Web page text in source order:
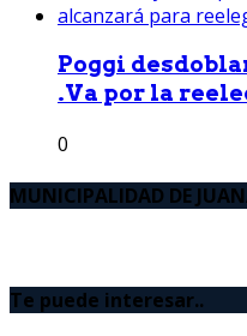
Poggi
.Va por la
0
MUNICIPALIDAD DE
Te puede interesar..